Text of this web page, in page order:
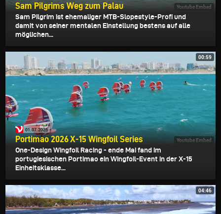
Youtube Embed
Sam Pilgrims Weg zum Palau
Sam Pilgrim ist ehemaliger MTB-Slopestyle-Profi und
damit von seiner mentalen Einstellung bestens auf alle
möglichen...
00:59
Youtube Embed
01.07.2026
Portimao 2026 X-15 Wingfoil Series
One-Design Wingfoil Racing - ende Mai fand im
portugiesischen Portimao ein Wingfoil-Event in der X-15
Einheitsklasse...
04:46